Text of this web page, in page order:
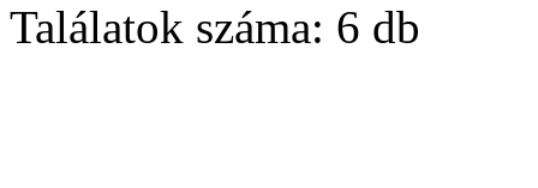
Találatok száma: 6 db